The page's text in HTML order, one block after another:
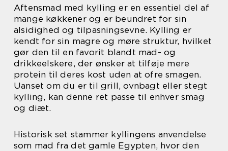
Aftensmad med kylling er en essentiel del af
mange køkkener og er beundret for sin
alsidighed og tilpasningsevne. Kylling er
kendt for sin magre og møre struktur, hvilket
gør den til en favorit blandt mad- og
drikkeelskere, der ønsker at tilføje mere
protein til deres kost uden at ofre smagen.
Uanset om du er til grill, ovnbagt eller stegt
kylling, kan denne ret passe til enhver smag
og diæt.
Historisk set stammer kyllingens anvendelse
som mad fra det gamle Egypten, hvor den